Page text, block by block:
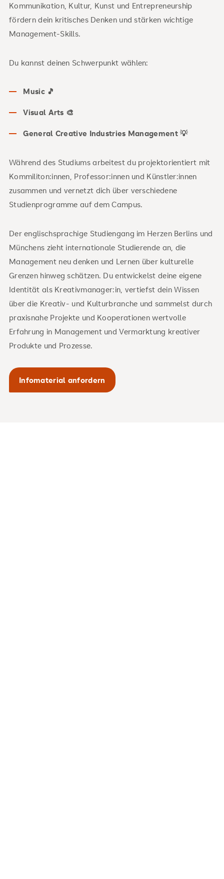
Kommunikation, Kultur, Kunst und Entrepreneurship
fördern dein kritisches Denken und stärken wichtige
Management-Skills.
Du kannst deinen Schwerpunkt wählen:
Music 🎵
Visual Arts 🎨
General Creative Industries Management 💡
Während des Studiums arbeitest du projektorientiert mit
Kommiliton:innen, Professor:innen und Künstler:innen
zusammen und vernetzt dich über verschiedene
Studienprogramme auf dem Campus.
Der englischsprachige Studiengang im Herzen Berlins und
Münchens zieht internationale Studierende an, die
Management neu denken und Lernen über kulturelle
Grenzen hinweg schätzen. Du entwickelst deine eigene
Identität als Kreativmanager:in, vertiefst dein Wissen
über die Kreativ- und Kulturbranche und sammelst durch
praxisnahe Projekte und Kooperationen wertvolle
Erfahrung in Management und Vermarktung kreativer
Produkte und Prozesse.
Infomaterial anfordern